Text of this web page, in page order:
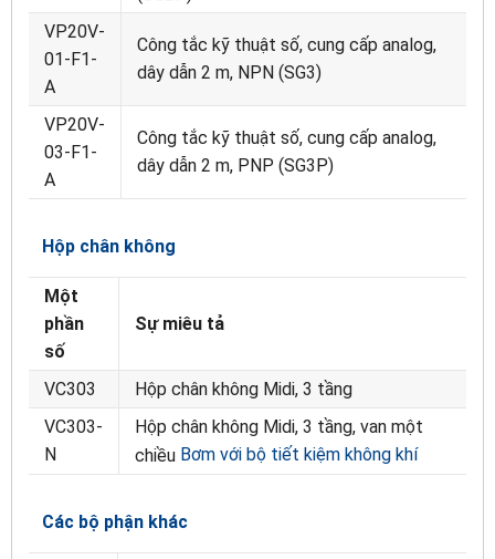
VP20V-
01-F1-
A
Công tắc kỹ thuật số, cung cấp analog,
dây dẫn 2 m, NPN (SG3)
VP20V-
03-F1-
A
Công tắc kỹ thuật số, cung cấp analog,
dây dẫn 2 m, PNP (SG3P)
Hộp chân không
Một
phần
số
Sự miêu tả
VC303
Hộp chân không Midi, 3 tầng
VC303-
N
Hộp chân không Midi, 3 tầng, van một
chiều Bơm với bộ tiết kiệm không khí
Các bộ phận khác